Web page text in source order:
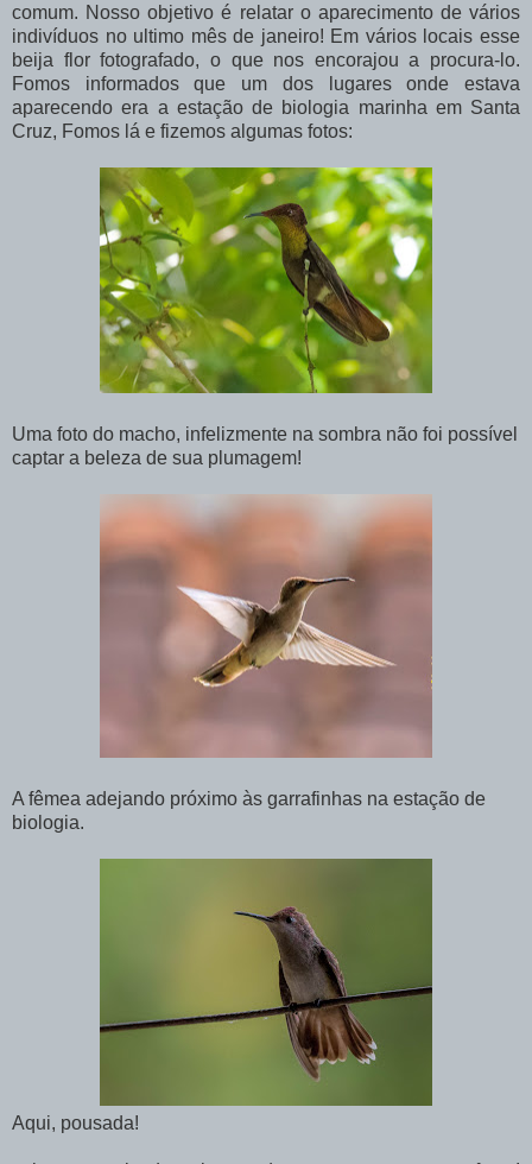
comum. Nosso objetivo é relatar o aparecimento de vários
indivíduos no ultimo mês de janeiro! Em vários locais esse
beija flor fotografado, o que nos encorajou a procura-lo.
Fomos informados que um dos lugares onde estava
aparecendo era a estação de biologia marinha em Santa
Cruz, Fomos lá e fizemos algumas fotos:
Uma foto do macho, infelizmente na sombra não foi possível
captar a beleza de sua plumagem!
A fêmea adejando próximo às garrafinhas na estação de
biologia.
Aqui, pousada!